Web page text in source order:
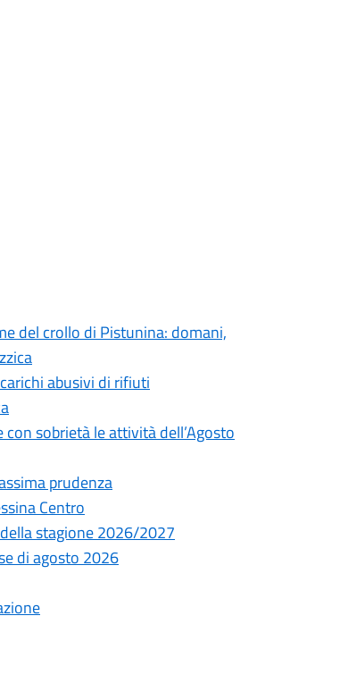
del crollo di Pistunina: domani,
abusivi di rifiuti
sobrietà le attività dell’Agosto
prudenza
Centro
stagione 2026/2027
di agosto 2026